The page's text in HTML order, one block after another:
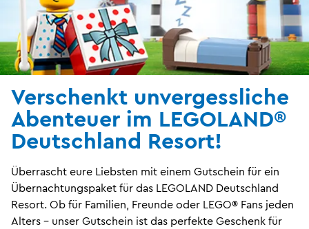
Verschenkt unvergessliche
Abenteuer im LEGOLAND®
Deutschland Resort!
Überrascht eure Liebsten mit einem Gutschein für ein
Übernachtungspaket für das LEGOLAND Deutschland
Resort. Ob für Familien, Freunde oder LEGO® Fans jeden
Alters – unser Gutschein ist das perfekte Geschenk für